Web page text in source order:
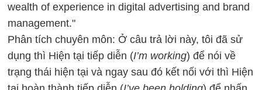
wealth of experience in digital advertising and brand
management."
Phân tích chuyên môn: Ở câu trả lời này, tôi đã sử
dụng thì Hiện tại tiếp diễn (I’m working) để nói về
trạng thái hiện tại và ngay sau đó kết nối với thì Hiện